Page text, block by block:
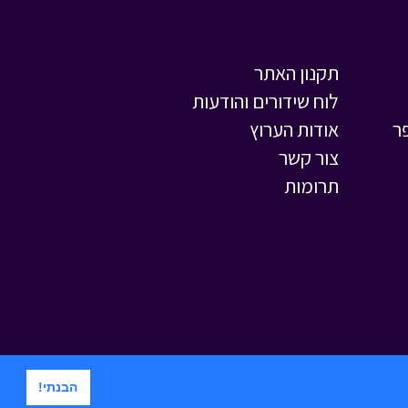
הבנתי!
תקנון האתר
לוח שידורים והודעות
אודות הערוץ
צור קשר
תרומות